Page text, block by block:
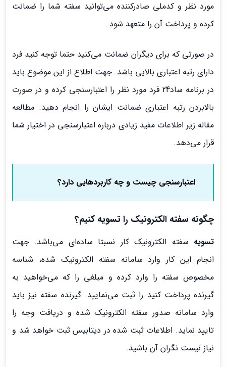
مورد نظر و کدملی صادرکننده می‌توانید سفته شما را ضمانت
کرده و پرداخت آن را متعهد شود.
در صورتی که برای دیگران ضمانت می‌کنید حتما توجه کنید فرد
دارای رتبه اعتباری بالایی باشد. جهت اطلاع از این موضوع باید
در برنامه ساد24 فرد مورد نظر را اعتبارسنجی کرده و در صورت
بالابردن رتبه اعتباری ضمانت ایشان را انجام دهید. مطالعه
مقاله زیر اطلاعات مفید زیادی درباره اعتبارسنجی در اختیار شما
قرار می‌دهد.
اعتبارسنجی چیست و چه کاربردهایی دارد؟
چگونه سفته الکترونیک را تسویه کنیم؟
تسویه سفته الکترونیک کار نسبتا ساده‌ای می‌باشد. جهت
انجام این کار وارد سامانه سفته الکترونیک شده، شناسه
مخصوص سفته را وارد کرده و مبلغی را که می‌خواهید به
گیرنده پرداخت کنید را ثبت می‌نمایید. گیرنده سفته نیز باید
وارد سامانه صدور سفته الکترونیک شده و دریافت وجه را
تایید نماید. اطلاعات ثبت شده در دیتابیس ثبت خواهد شد و
نیاز نیست نگران آن باشید.